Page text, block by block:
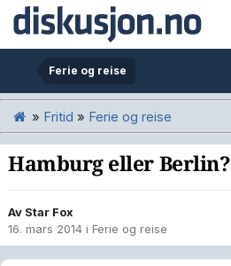
Ferie og reise
» Fritid » Ferie og reise
Hamburg eller Berlin?
Av Star Fox
16. mars 2014 i Ferie og reise